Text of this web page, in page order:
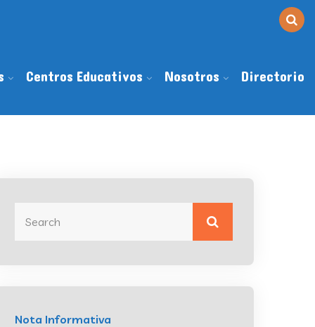
Centros Educativos Nosotros Directorio
Nota Informativa